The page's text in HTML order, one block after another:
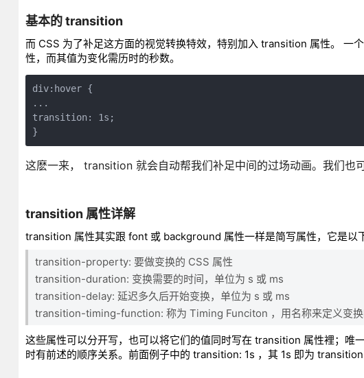
基本的 transition
而 CSS 为了补足这方面的视觉转换特效，特别加入 transition 属性。 一
性，而其值为变化需历时的秒数。
div:hover {
...
transition: 1s;
}
这麽一来， transition 就会自动帮我们补足中间的过场动画。我们也
transition 属性详解
transition 属性其实跟 font 或 background 属性一样是简写属性，它是以
transition-property: 要做变换的 CSS 属性
transition-duration: 变换需要的时间，单位为 s 或 ms
transition-delay: 延迟多久后开始变换，单位为 s 或 ms
transition-timing-function: 称为 Timing Funciton ，用名称来定义变换
这些属性可以分开写，也可以将它们的值同时写在 transition 属性裡；
时有前述的顺序关系。前面例子中的 transition: 1s ，其 1s 即为